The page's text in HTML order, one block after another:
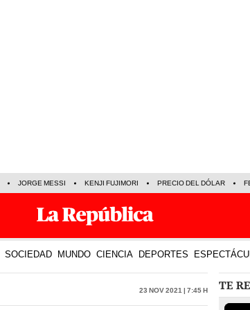
JORGE MESSI KENJI FUJIMORI PRECIO DEL DÓLAR
SOCIEDAD MUNDO CIENCIA DEPORTES
23 Nov 2021 | 7:45 h TE